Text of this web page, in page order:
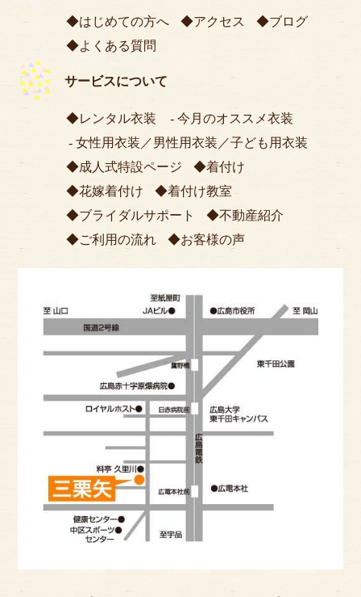
はじめての方へ アクセス
ブログ
よくある質問
サービスについて
レンタル衣装
今月のオススメ衣装
女性用衣装 ／男性用衣装 ／子ども用衣装
成人式特設ページ
着付け
花嫁着付け
着付け教室
ブライダルサポート
不動産紹介
ご利用の流れ
お客様の声